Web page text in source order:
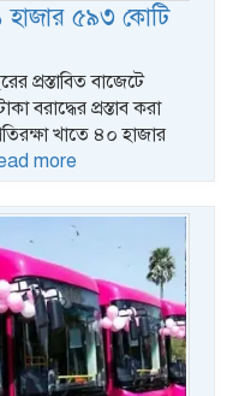
হাজার ৫৯৩ কোটি
প্রস্তাবিত বাজেটে
বরাদ্ধের প্রস্তাব করা
খাতে ৪০ হাজার
more